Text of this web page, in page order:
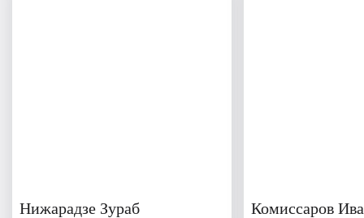
Нижарадзе Зураб
Комиссаров